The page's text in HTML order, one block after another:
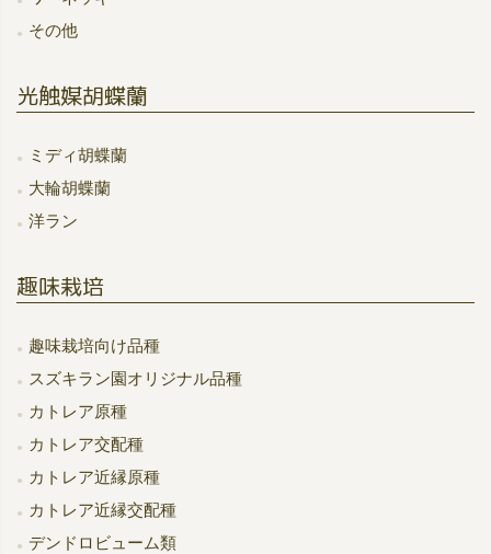
その他
光触媒胡蝶蘭
ミディ胡蝶蘭
大輪胡蝶蘭
洋ラン
趣味栽培
趣味栽培向け品種
スズキラン園オリジナル品種
カトレア原種
カトレア交配種
カトレア近縁原種
カトレア近縁交配種
デンドロビューム類